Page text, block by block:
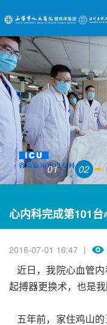
01 02
心内科完成第101
2016-07-01 16:47 丨
近日，我院心血管
起搏器更换术，也是我
五年前，家住鸡山